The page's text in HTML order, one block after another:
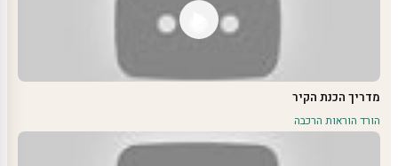
מדריך הכנת הקיר
הורד הוראות הרכבה